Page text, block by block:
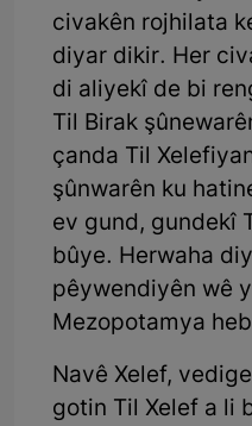
civakên rojhilata
diyar dikir. Her
di aliyekî de bi
Til Birak
çanda Til
şûnwarên ku
ev gund, gundekî
bûye. Herwaha
pêywendiyên wê
Mezopotamya
Navê Xelef,
gotin Til Xelef a li